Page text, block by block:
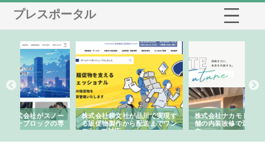
プレスポータル
株式会社耕文社が品川で実現す
る販促物製作から配送までワン
ストップ対応
株式会社ナカモトがホテルや店
舗の内装改修で選ばれ続ける理
由